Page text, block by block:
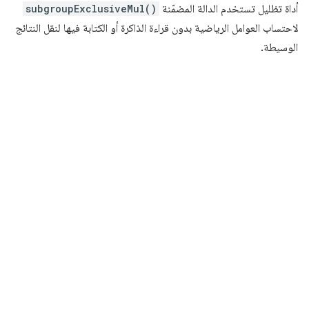
أداة تظليل تستخدم الدالة المضمّنة subgroupExclusiveMul()
لاحتساب العوامل الرياضية بدون قراءة الذاكرة أو الكتابة فيها لنقل النتائج
الوسيطة.